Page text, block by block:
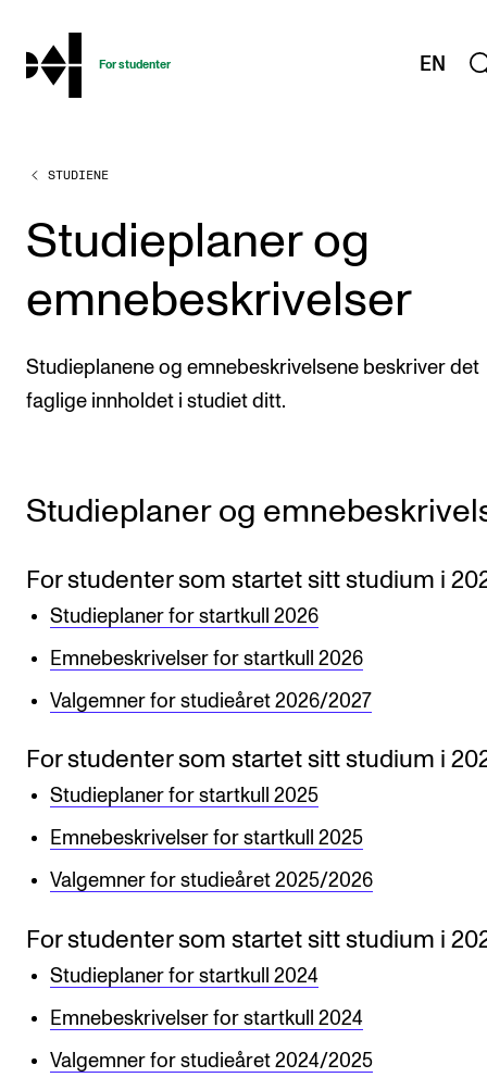
hjem
For studenter EN
STUDIENE
Eksamen, arbeidskrav og vitnemål
Studieplaner og emner
Studiekalender
Timeplaner og undervisning
Valgemner
KONSERTER
Gjennomføre konserter og arrangementer
Plakat, program og markedsføring
Offentlige konserter
Interne konserter og arrangementer
PRAKTISK
Canvas
IT og digitale tjenester
STUDENTLIV
STUDIENE
Studieplaner og
emnebeskrivelser
Studieplanene og emnebeskrivelsene beskriver det
faglige innholdet i studiet ditt.
Studieplaner og
For studenter som startet sitt studium i
Studieplaner for startkull 2026
Emnebeskrivelser for startkull 2026
Valgemner for studieåret 2026/2027
For studenter som startet sitt studium i
Studieplaner for startkull 2025
Emnebeskrivelser for startkull 2025
Valgemner for studieåret 2025/2026
For studenter som startet sitt studium i
Studieplaner for startkull 2024
Emnebeskrivelser for startkull 2024
Valgemner for studieåret 2024/2025